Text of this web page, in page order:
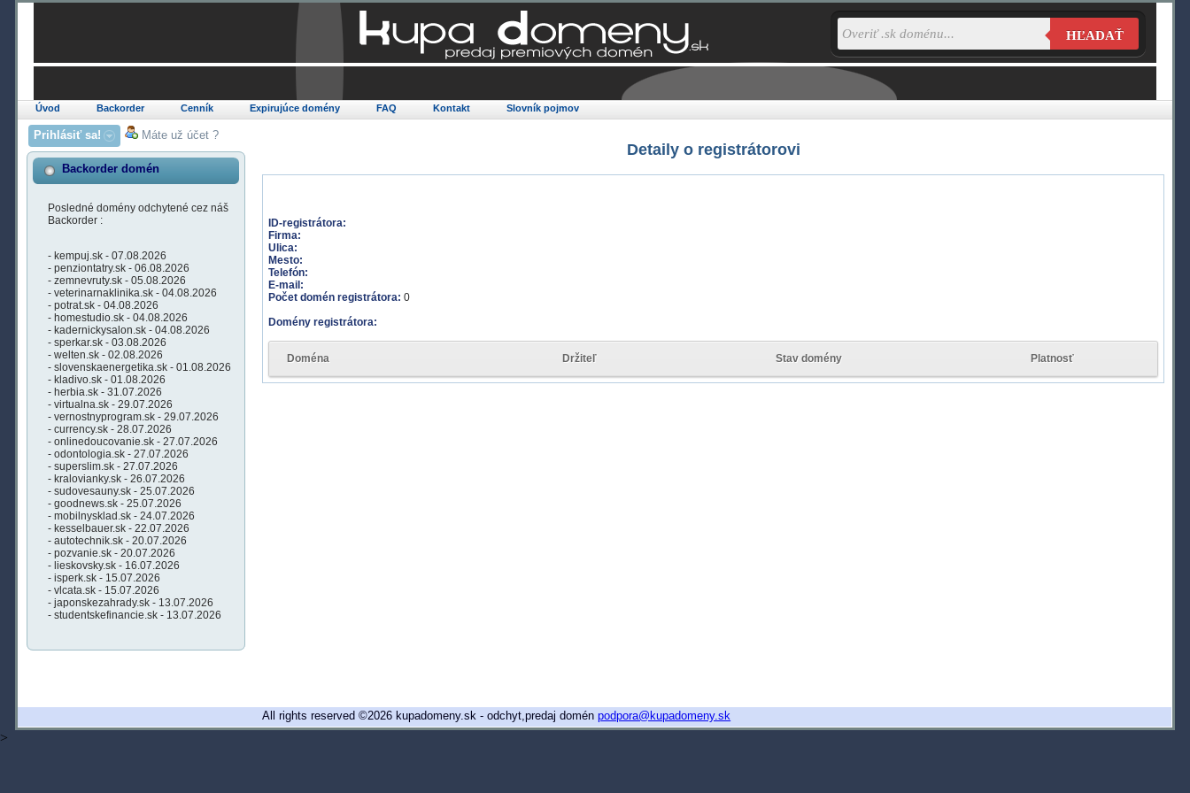
Úvod Backorder Cenník Expirujúce domény FAQ Kontakt Slovník pojmov
HĽADAŤ
Prihlásiť sa! Máte už účet ?
Backorder domén
Posledné domény odchytené cez náš
Backorder :
- kempuj.sk - 07.08.2026
- penziontatry.sk - 06.08.2026
- zemnevruty.sk - 05.08.2026
- veterinarnaklinika.sk - 04.08.2026
- potrat.sk - 04.08.2026
- homestudio.sk - 04.08.2026
- kadernickysalon.sk - 04.08.2026
- sperkar.sk - 03.08.2026
- welten.sk - 02.08.2026
- slovenskaenergetika.sk - 01.08.2026
- kladivo.sk - 01.08.2026
- herbia.sk - 31.07.2026
- virtualna.sk - 29.07.2026
- vernostnyprogram.sk - 29.07.2026
- currency.sk - 28.07.2026
- onlinedoucovanie.sk - 27.07.2026
- odontologia.sk - 27.07.2026
- superslim.sk - 27.07.2026
- kralovianky.sk - 26.07.2026
- sudovesauny.sk - 25.07.2026
- goodnews.sk - 25.07.2026
- mobilnysklad.sk - 24.07.2026
- kesselbauer.sk - 22.07.2026
- autotechnik.sk - 20.07.2026
- pozvanie.sk - 20.07.2026
- lieskovsky.sk - 16.07.2026
- isperk.sk - 15.07.2026
- vlcata.sk - 15.07.2026
- japonskezahrady.sk - 13.07.2026
- studentskefinancie.sk - 13.07.2026
Detaily o registrátorovi
ID-registrátora:
Firma:
Ulica:
Mesto:
Telefón:
E-mail:
Počet domén registrátora: 0
Domény registrátora:
Doména Držiteľ Stav domény Platnosť
All rights reserved ©2026 kupadomeny.sk - odchyt,predaj doménpodpora@kupadomeny.sk
>